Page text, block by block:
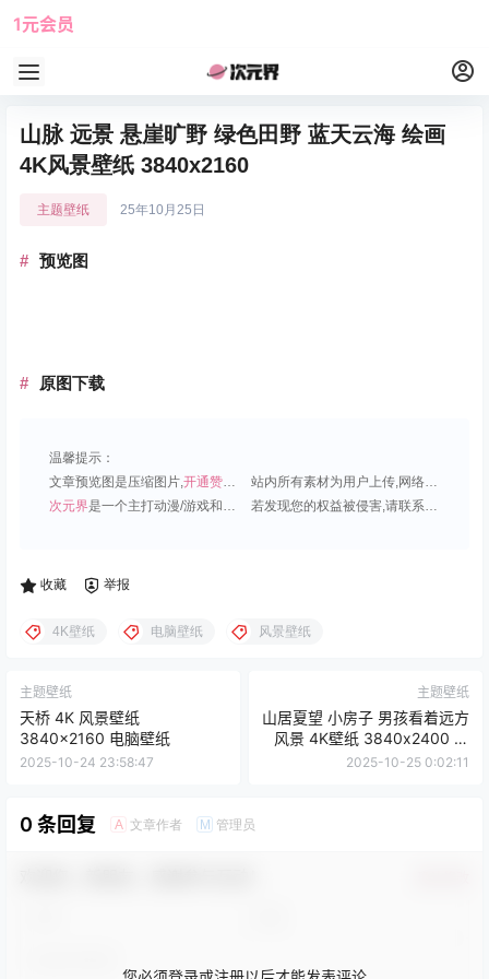
1元会员
山脉 远景 悬崖旷野 绿色田野 蓝天云海 绘画
4K风景壁纸 3840x2160
主题壁纸 25年10月25日
预览图
原图下载
温馨提示：
文章预览图是压缩图片,开通赞助会员 可免费下载超清原图;
站内所有素材为用户上传,网络分享或原创,请勿用于商业用途;
次元界是一个主打动漫/游戏和虚拟偶像角色的插画壁纸平台; 若发现您的权益被侵害,请联系QQ1815919191,我们尽快处理.
收藏 举报
4K壁纸 电脑壁纸 风景壁纸
主题壁纸
天桥 4K 风景壁纸
3840x2160 电脑壁纸
2025-10-24 23:58:47
主题壁纸
山居夏望 小房子 男孩看着远方
风景 4K壁纸 3840x2400 带
鱼屏
2025-10-25 0:02:11
0 条回复 A 文章作者 M 管理员